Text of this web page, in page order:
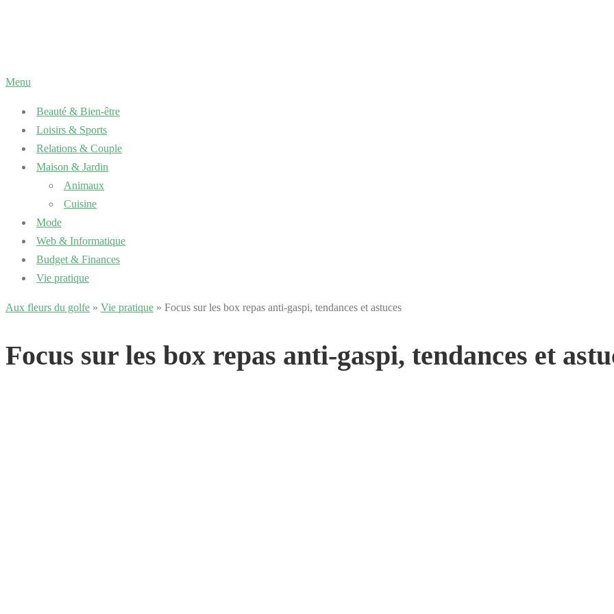
Menu
Beauté & Bien-être
Loisirs & Sports
Relations & Couple
Maison & Jardin
Animaux
Cuisine
Mode
Web & Informatique
Budget & Finances
Vie pratique
Aux fleurs du golfe » Vie pratique » Focus sur les box repas anti-gaspi, tendances et astuces
Focus sur les box repas anti-gaspi, tendances et